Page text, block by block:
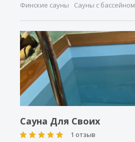
Финские сауны
Сауны с бассейном
Сауна Для Своих
1 отзыв